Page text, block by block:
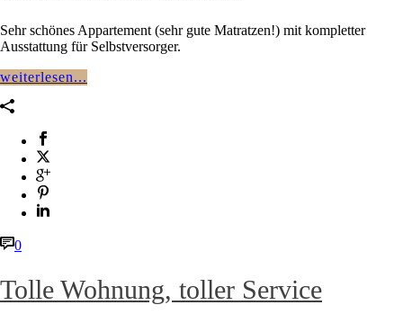
Sehr schönes Appartement (sehr gute Matratzen!) mit kompletter
Ausstattung für Selbstversorger.
weiterlesen...
0
Tolle Wohnung, toller Service